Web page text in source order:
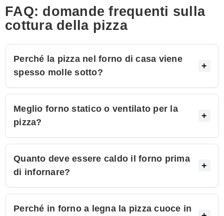
FAQ: domande frequenti sulla
cottura della pizza
Perché la pizza nel forno di casa viene
spesso molle sotto?
Meglio forno statico o ventilato per la
pizza?
Quanto deve essere caldo il forno prima
di infornare?
Perché in forno a legna la pizza cuoce in